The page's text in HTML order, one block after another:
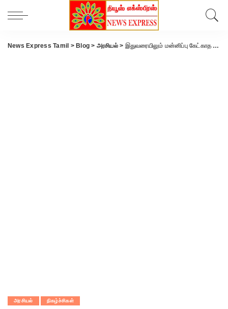
News Express Tamil > Blog > அரசியல்> இதுவரையிலும் மன்னிப்பு கேட்காத அமைச்சர்… நிருபர்கள் அடங்கிப்போவது ஏன்..?-பாஜகவினர் கேள்வி..?
அரசியல் நிகழ்ச்சிகள்